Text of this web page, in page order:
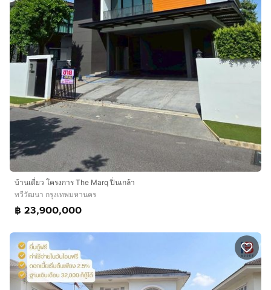
บ้านเดี่ยว โครงการ The Marq ปิ่นเกล้า
ทวีวัฒนา กรุงเทพมหานคร
฿ 23,900,000